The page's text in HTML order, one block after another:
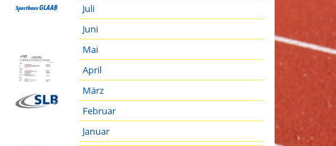
Juli
Juni
Mai
April
März
Februar
Januar